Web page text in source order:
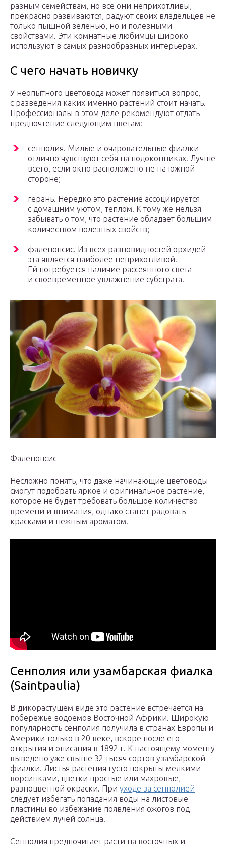
разным семействам, но все они неприхотливы,
прекрасно развиваются, радуют своих владельцев не
только пышной зеленью, но и полезными
свойствами. Эти комнатные любимцы широко
используют в самых разнообразных интерьерах.
С чего начать новичку
У неопытного цветовода может появиться вопрос,
с разведения каких именно растений стоит начать.
Профессионалы в этом деле рекомендуют отдать
предпочтение следующим цветам:
сенполия. Милые и очаровательные фиалки
отлично чувствуют себя на подоконниках. Лучше
всего, если окно расположено не на южной
стороне;
герань. Нередко это растение ассоциируется
с домашним уютом, теплом. К тому же нельзя
забывать о том, что растение обладает большим
количеством полезных свойств;
фаленопсис. Из всех разновидностей орхидей
эта является наиболее неприхотливой.
Ей потребуется наличие рассеянного света
и своевременное увлажнение субстрата.
Фаленопсис
Несложно понять, что даже начинающие цветоводы
смогут подобрать яркое и оригинальное растение,
которое не будет требовать большое количество
времени и внимания, однако станет радовать
красками и нежным ароматом.
Сенполия или узамбарская фиалка
(Saintpaulia)
В дикорастущем виде это растение встречается на
побережье водоемов Восточной Африки. Широкую
популярность сенполия получила в странах Европы и
Америки только в 20 веке, вскоре после его
открытия и описания в 1892 г. К настоящему моменту
выведено уже свыше 32 тысяч сортов узамбарской
фиалки. Листья растения густо покрыты мелкими
ворсинками, цветки простые или махровые,
разноцветной окраски. При уходе за сенполией
следует избегать попадания воды на листовые
пластины во избежание появления ожогов под
действием лучей солнца.
Сенполия предпочитает расти на восточных и